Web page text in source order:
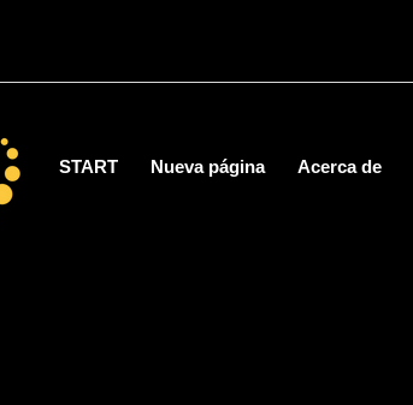
START Nueva página Acerca de